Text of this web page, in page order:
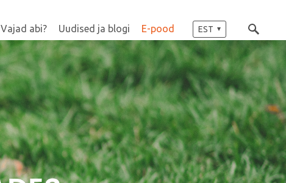
Vajad abi? Uudised ja blogi E-pood EST